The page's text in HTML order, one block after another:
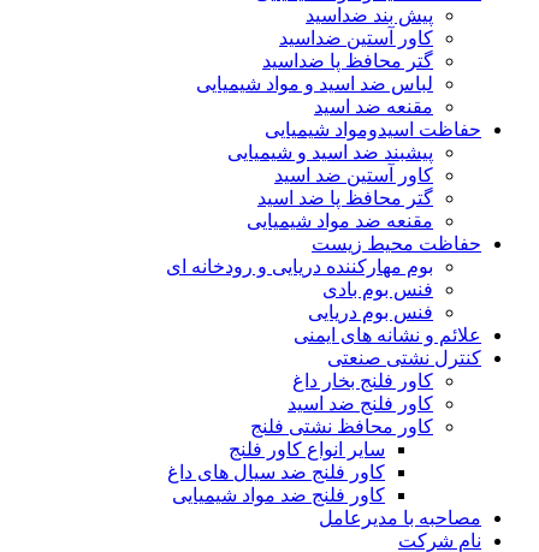
پیش بند ضداسید
کاور آستین ضداسید
گتر محافظ پا ضداسید
لباس ضد اسید و مواد شیمیایی
مقنعه ضد اسید
حفاظت اسیدومواد شیمیایی
پیشبند ضد اسید و شیمیایی
کاور آستین ضد اسید
گتر محافظ پا ضد اسید
مقنعه ضد مواد شیمیایی
حفاظت محیط زیست
بوم مهارکننده دریایی و رودخانه ای
فنس بوم بادی
فنس بوم دریایی
علائم و نشانه های ایمنی
کنترل نشتی صنعتی
کاور فلنج بخار داغ
کاور فلنج ضد اسید
کاور محافظ نشتی فلنج
سایر انواع کاور فلنج
کاور فلنج ضد سیال های داغ
کاور فلنج ضد مواد شیمیایی
مصاحبه با مدیرعامل
نام شرکت